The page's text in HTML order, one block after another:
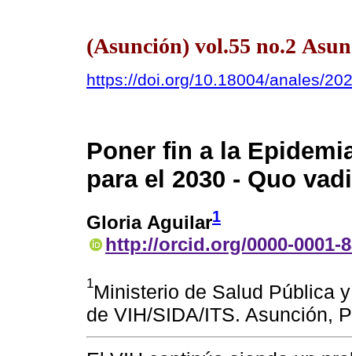
(Asunción) vol.55 no.2
https://doi.org/10.18004/anales/
Poner fin a la
para el 2030 - Quo
Gloria Aguilar1
http://orcid.org/0000-0001-
1Ministerio de Salud Pública
de VIH/SIDA/ITS. Asunción,